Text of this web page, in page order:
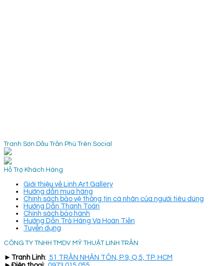
Tranh Sơn Dầu Trần Phú Trên Social
Hỗ Trợ Khách Hàng
Giới thiệu về Linh Art Gallery
Hướng dẫn mua hàng
Chính sách bảo vệ thông tin cá nhân của người tiêu dùng
Hướng Dẫn Thanh Toán
Chính sách bảo hành
Hướng Dẫn Trả Hàng Và Hoàn Tiền
Tuyển dụng
CÔNG TY TNHH TMDV MỸ THUẬT LINH TRẦN
► Tranh Linh: 51 TRẦN NHÂN TÔN, P.9, Q.5, TP. HCM